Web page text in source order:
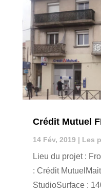
Crédit Mutuel
14 Fév, 2019 | Les
Lieu du projet :
: Crédit
StudioSurface :